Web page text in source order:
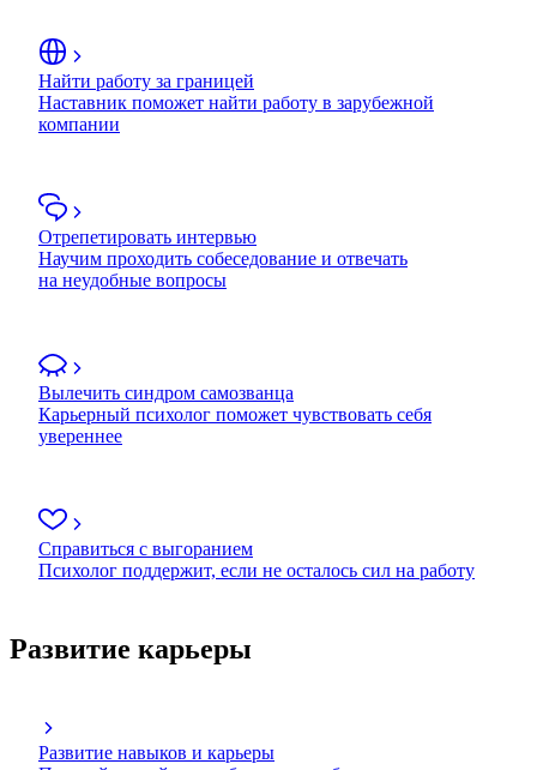
Найти работу за границей
Наставник поможет найти работу в зарубежной
компании
Отрепетировать интервью
Научим проходить собеседование и отвечать
на неудобные вопросы
Вылечить синдром самозванца
Карьерный психолог поможет чувствовать себя
увереннее
Справиться с выгоранием
Психолог поддержит, если не осталось сил на работу
Развитие карьеры
Развитие навыков и карьеры